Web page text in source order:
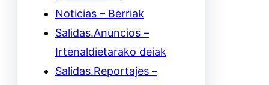
Noticias – Berriak
Salidas.Anuncios –
Irtenaldietarako deiak
Salidas.Reportajes –